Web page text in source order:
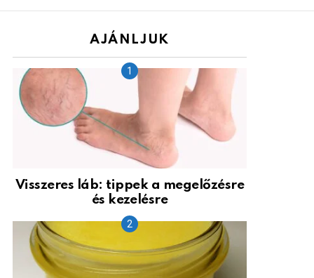
AJÁNLJUK
Visszeres láb: tippek a megelőzésre
és kezelésre